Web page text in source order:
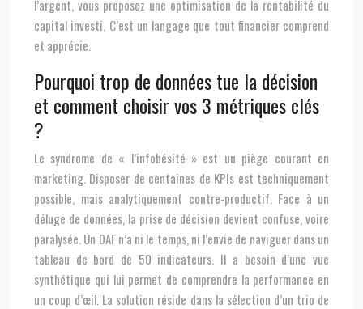
l’argent, vous proposez une optimisation de la rentabilité du
capital investi. C’est un langage que tout financier comprend
et apprécie.
Pourquoi trop de données tue la décision
et comment choisir vos 3 métriques clés
?
Le syndrome de « l’infobésité » est un piège courant en
marketing. Disposer de centaines de KPIs est techniquement
possible, mais analytiquement contre-productif. Face à un
déluge de données, la prise de décision devient confuse, voire
paralysée. Un DAF n’a ni le temps, ni l’envie de naviguer dans un
tableau de bord de 50 indicateurs. Il a besoin d’une vue
synthétique qui lui permet de comprendre la performance en
un coup d’œil. La solution réside dans la sélection d’un trio de